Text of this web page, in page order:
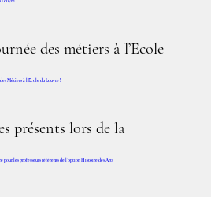
des métiers à l’Ecole
présents lors de la